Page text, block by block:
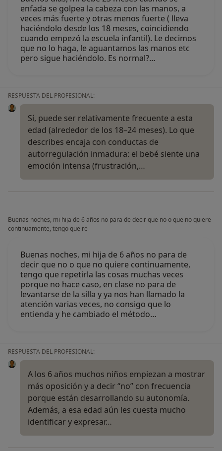
enfada se golpea la cabeza con las manos, a
veces más fuerte y otras menos fuerte ( lleva
haciéndolo desde los 18 meses, coincidiendo
cuando empezó la escuela infantil). Le decimos
que no lo haga, le aguantamos las manos etc
pero sigue haciéndolo. Es normal?…
RESPUESTA DEL PROFESIONAL:
Sí, puede ser relativamente frecuente a esta
edad (alrededor de los 18–24 meses). Lo que
describes encaja con conductas de
autorregulación inmadura: el bebé siente una
emoción intensa (frustración,…
Buenas noches, mi hija de 6 años no para de decir que no o que no quiere
continuamente, tengo que re
Buenas noches, mi hija de 6 años no para de
decir que no o que no quiere continuamente,
tengo que repetirla las cosas muchas veces
porque no hace caso, en clase no para de
levantarse de la silla y ya nos han llamado la
atención varias veces, no consigo que lo
entienda y he cambiado el método…
RESPUESTA DEL PROFESIONAL:
A los 6 años muchos niños empiezan a mostrar
más oposición y a decir “no” con frecuencia
porque están desarrollando su autonomía.
Además, a esa edad aún les cuesta mucho
identificar y expresar…